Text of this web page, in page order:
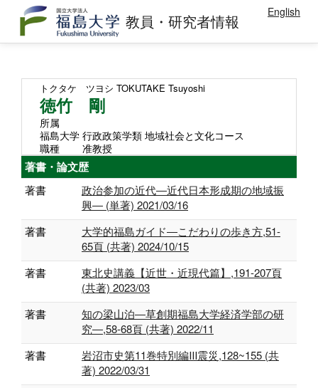
教員・研究者情報 English
トクタケ ツヨシ TOKUTAKE Tsuyoshi
徳竹 剛
所属
福島大学 行政政策学類 地域社会と文化コース
職種
准教授
著書・論文歴
著書
政治参加の近代―近代日本形成期の地域振
興― (単著) 2021/03/16
著書
大学的福島ガイド―こだわりの歩き方,51-
65頁 (共著) 2024/10/15
著書
東北史講義【近世・近現代篇】,191-207頁
(共著) 2023/03
著書
知の梁山泊―草創期福島大学経済学部の研
究―,58-68頁 (共著) 2022/11
著書
岩沼市史第11巻特別編Ⅲ震災,128~155 (共
著) 2022/03/31